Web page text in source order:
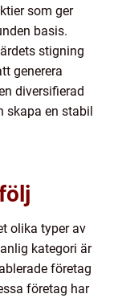
som ger
basis.
stigning
generera
diversifierad
en stabil
olika typer av
kategori är
företag
företag har